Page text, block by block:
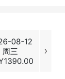
08-12
周三
1390.00
›